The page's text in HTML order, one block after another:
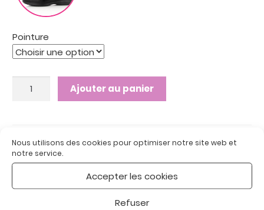
Nous utilisons des cookies pour optimiser notre site web et
notre service.
Accepter les cookies
Refuser
Pointure
NOIR
:
Chaussures
Ajouter au panier
UGS :MATHEO HOMME NOIR
Catégories :
thérapeutiques
Thérapeutique